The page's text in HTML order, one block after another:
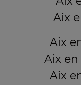
Aix
Aix
Aix
Aix